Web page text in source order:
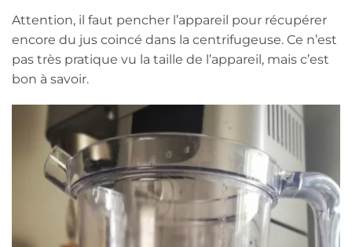
Attention, il faut pencher l’appareil pour récupérer
encore du jus coincé dans la centrifugeuse. Ce n’est
pas très pratique vu la taille de l’appareil, mais c’est
bon à savoir.